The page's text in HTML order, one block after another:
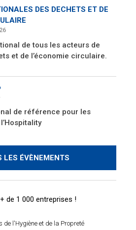
DES DECHETS ET DE
de tous les acteurs de
et de l’économie circulaire.
de référence pour les
LES ÉVÈNEMENTS
de l'Hygiène et de la Propreté